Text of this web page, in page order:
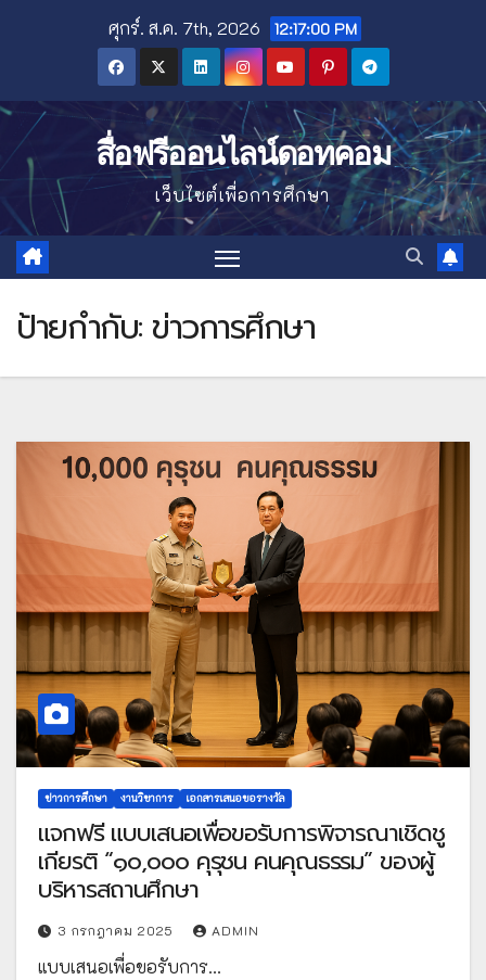
ศุกร์. ส.ค. 7th, 2026 12:17:01 PM
สื่อฟรีออนไลน์ดอทคอม
เว็บไซต์เพื่อการศึกษา
ป้ายกำกับ: ข่าวการศึกษา
ข่าวการศึกษา งานวิชาการ เอกสารเสนอขอรางวัล
แจกฟรี แบบเสนอเพื่อขอรับการพิจารณาเชิดชู
เกียรติ “๑๐,๐๐๐ คุรุชน คนคุณธรรม” ของผู้
บริหารสถานศึกษา
3 กรกฎาคม 2025 ADMIN
แบบเสนอเพื่อขอรับการ…